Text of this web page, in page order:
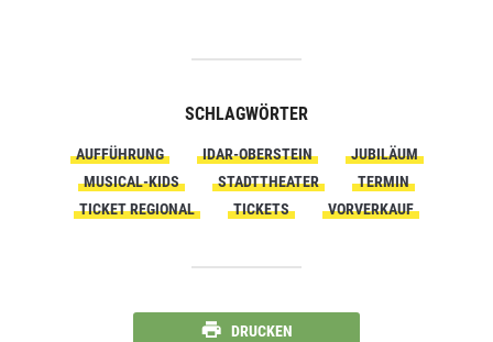
SCHLAGWÖRTER
AUFFÜHRUNG IDAR-OBERSTEIN
JUBILÄUM
MUSICAL-KIDS
STADTTHEATER
TERMIN
TICKET REGIONAL
TICKETS VORVERKAUF
DRUCKEN